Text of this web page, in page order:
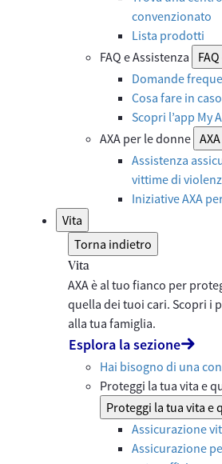
convenzionato
Lista prodotti
FAQ e Assistenza
Domande
Cosa fare in
Scopri l’app My
AXA per le donne
Assistenza
vittime di
Iniziative AXA
Vita
Torna indietro
Vita
AXA è al tuo fianco per
quella dei tuoi cari. Scopri i
alla tua famiglia.
Esplora la sezione
Hai bisogno di una
Proteggi la tua vita e
Proteggi la tua vita e
Assicurazione
Assicurazione